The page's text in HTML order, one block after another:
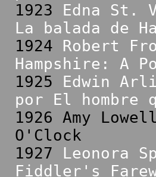
1923 Edna St.
La balada de
1924 Robert
Hampshire: A
1925 Edwin
por El hombre
1926 Amy
O'Clock
1927 Leonora
Fiddler's